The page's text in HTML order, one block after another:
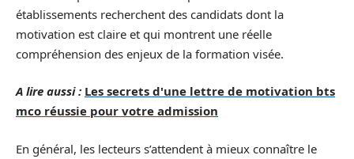
établissements recherchent des candidats dont la
motivation est claire et qui montrent une réelle
compréhension des enjeux de la formation visée.
A lire aussi : Les secrets d'une lettre de motivation bts
mco réussie pour votre admission
En général, les lecteurs s’attendent à mieux connaître le